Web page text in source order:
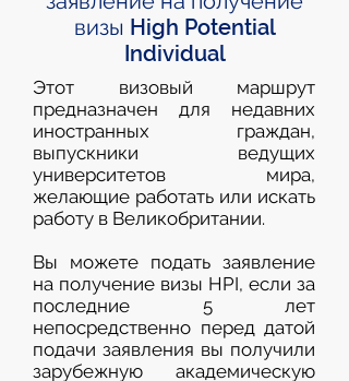
визы High Potential
Individual
Этот визовый маршрут
предназначен для недавних
иностранных граждан,
выпускники ведущих
университетов мира,
желающие работать или искать
работу в Великобритании.
Вы можете подать заявление
на получение визы HPI, если за
последние 5 лет
непосредственно перед датой
подачи заявления вы получили
зарубежную академическую